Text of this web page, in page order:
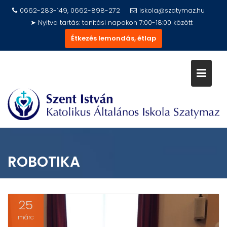
0662-283-149, 0662-898-272
iskola@szatymaz.hu
➤ Nyitva tartás: tanítási napokon 7:00-18:00 között
Étkezés lemondás, étlap
ROBOTIKA
25
márc